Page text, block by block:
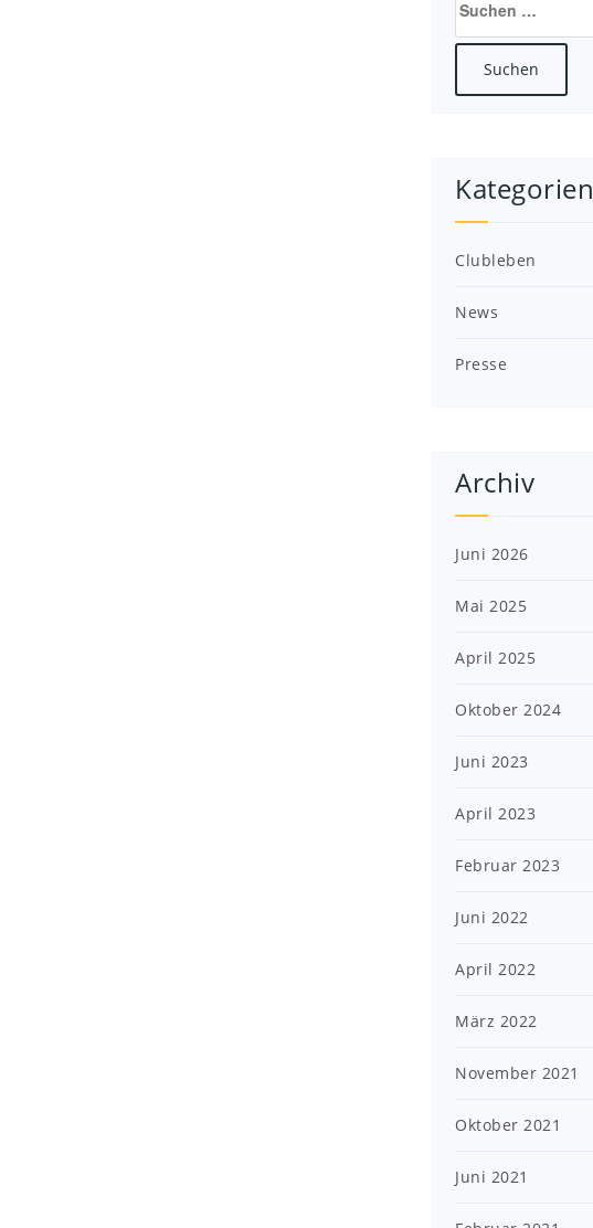
nach:
Kategorien
Clubleben
News
Presse
Archiv
Juni 2026
Mai 2025
April 2025
Oktober 2024
Juni 2023
April 2023
Februar 2023
Juni 2022
April 2022
März 2022
November 2021
Oktober 2021
Juni 2021